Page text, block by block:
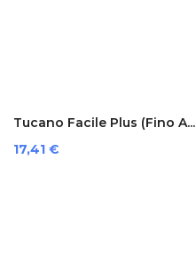
Tucano Facile Plus (Fino A...
Prezzo
17,41 €